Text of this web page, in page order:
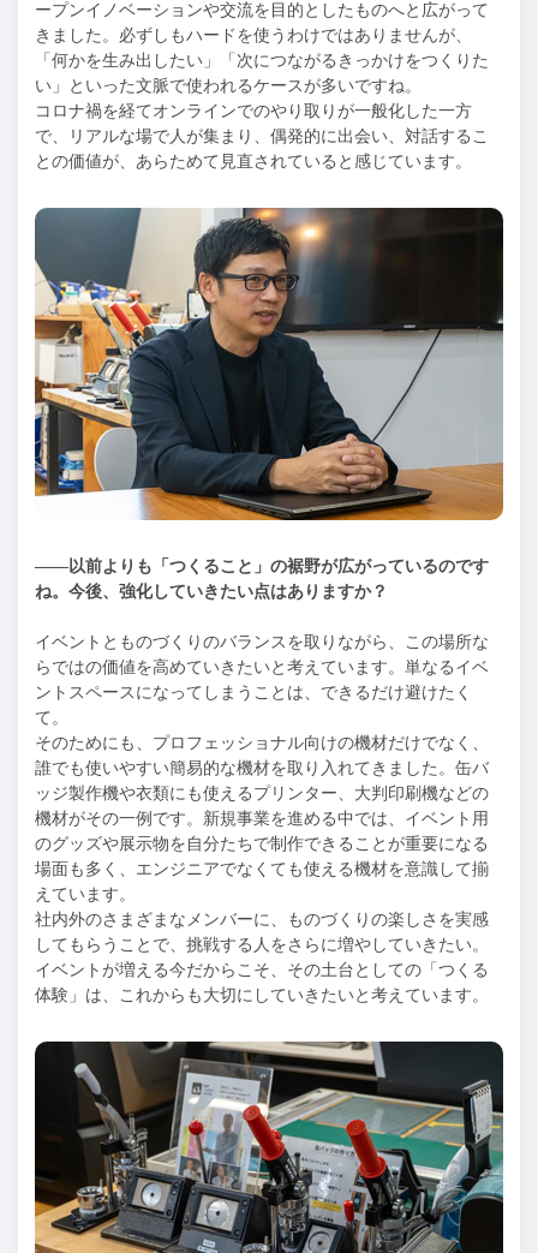
ープンイノベーションや交流を目的としたものへと広がって
きました。必ずしもハードを使うわけではありませんが、
「何かを生み出したい」「次につながるきっかけをつくりた
い」といった文脈で使われるケースが多いですね。
コロナ禍を経てオンラインでのやり取りが一般化した一方
で、リアルな場で人が集まり、偶発的に出会い、対話するこ
との価値が、あらためて見直されていると感じています。
——以前よりも「つくること」の裾野が広がっているのです
ね。今後、強化していきたい点はありますか？
イベントとものづくりのバランスを取りながら、この場所な
らではの価値を高めていきたいと考えています。単なるイベ
ントスペースになってしまうことは、できるだけ避けたく
て。
そのためにも、プロフェッショナル向けの機材だけでなく、
誰でも使いやすい簡易的な機材を取り入れてきました。缶バ
ッジ製作機や衣類にも使えるプリンター、大判印刷機などの
機材がその一例です。新規事業を進める中では、イベント用
のグッズや展示物を自分たちで制作できることが重要になる
場面も多く、エンジニアでなくても使える機材を意識して揃
えています。
社内外のさまざまなメンバーに、ものづくりの楽しさを実感
してもらうことで、挑戦する人をさらに増やしていきたい。
イベントが増える今だからこそ、その土台としての「つくる
体験」は、これからも大切にしていきたいと考えています。